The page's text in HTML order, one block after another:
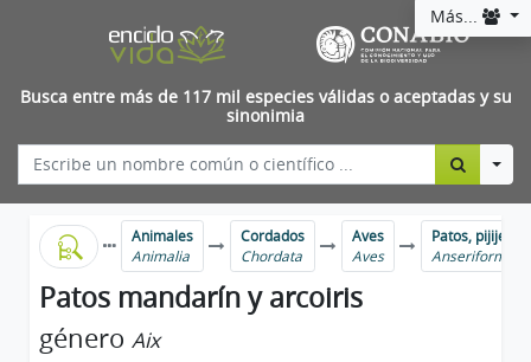
Más...
Busca entre más de 117 mil especies válidas o aceptadas y su
sinonimia
Animales
Animalia
Cordados
Chordata
Aves
Aves
Patos, pijijes,
Anseriformes
Patos mandarín y arcoiris
género Aix